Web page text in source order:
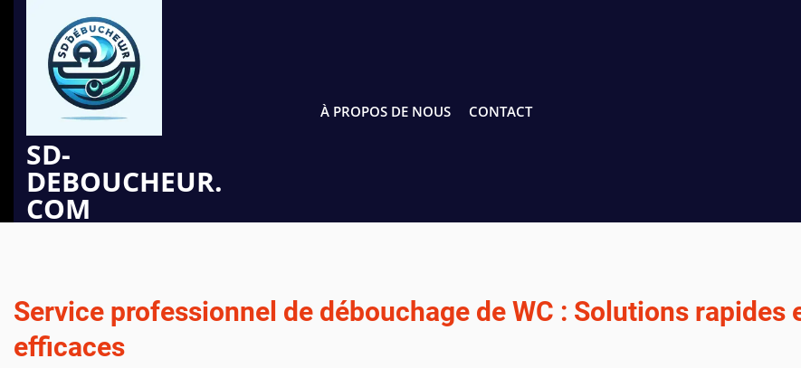
contenu
SD-
DEBOUCHEUR.
COM
À PROPOS DE NOUS CONTACT
Service professionnel de débouchage de WC : Solutions rapides
efficaces